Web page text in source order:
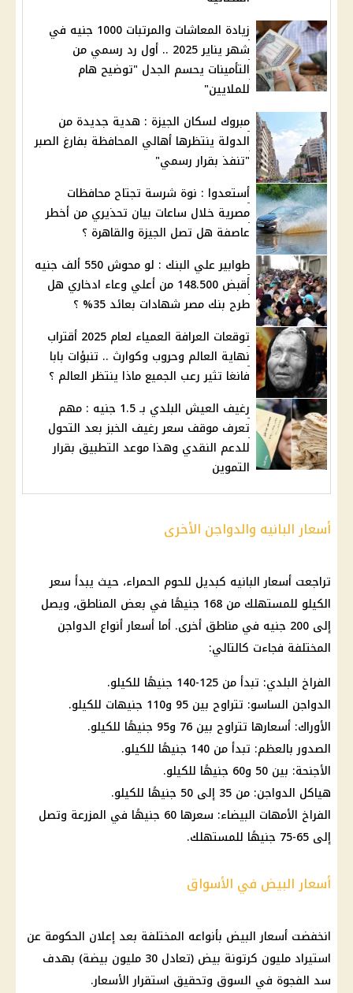
زيادة المعاشات والمرتبات 1000 جنيه في
شهر يناير 2025 .. أول رد رسمي من
التأمينات يحسم الجدل "توضيح هام
للملايين"
مبروك لسكان الجيزة : هدية جديدة من
الدولة ينتظرها أهالي المحافظة بفارغ الصبر
"تنفذ بقرار رسمي"
أستعدوا : نوة شرسة تجتاح محافظات
مصرية خلال ساعات بيان تحذيري من أخطر
عاصفة هل تصل الجيزة والقاهرة ؟
طوابير علي البنك : لو محوش 550 ألف جنيه
أقبض 148.500 من أعلي وعاء ادخاري هل
طرح بنك مصر شهادات بعائد 35% ؟
توقعات العرافة العمياء لعام 2025 أقتراب
نهاية العالم وحروب وكوارث .. تنبؤات بابا
فانغا تثير رعب الجميع ماذا ينتظر العالم ؟
رغيف العيش البلدي بـ 1.5 جنيه : مهم
تعرف موقف سعر رغيف الخبز بعد التحول
للدعم النقدي وهذا موعد التطبيق بقرار
التموين
أسعار البانيه والدواجن الأخرى
تراجعت أسعارالبانيه كبديل للحوم الحمراء، حيث يبدأ سعر
الكيلو للمستهلك من 168 جنيهًا في بعض المناطق، ويصل
إلى 200 جنيه في مناطق أخرى. أما
أسعار أنواع الدواجن
المختلفة فجاءت كالتالي:
الفراخ البلدي: تبدأ من 125-140 جنيهًا للكيلو.
الدواجن الساسو: تتراوح بين 95 و110 جنيهات للكيلو.
الأوراك: أسعارها تتراوح بين 76 و95 جنيهًا للكيلو.
الصدور بالعظم: تبدأ من 140 جنيهًا للكيلو.
الأجنحة: بين 50 و60 جنيهًا للكيلو.
هياكل الدواجن: من 35 إلى 50 جنيهًا للكيلو.
الفراخ الأمهات البيضاء
: سعرها 60 جنيهًا في المزرعة وتصل
إلى 65-75 جنيهًا للمستهلك.
أسعار البيض في الأسواق
انخفضت أسعار البيض بأنواعه المختلفة بعد إعلان الحكومة عن
استيراد مليون كرتونة بيض
(تعادل 30 مليون بيضة) بهدف
سد الفجوة في السوق وتحقيق استقرارالأسعار.